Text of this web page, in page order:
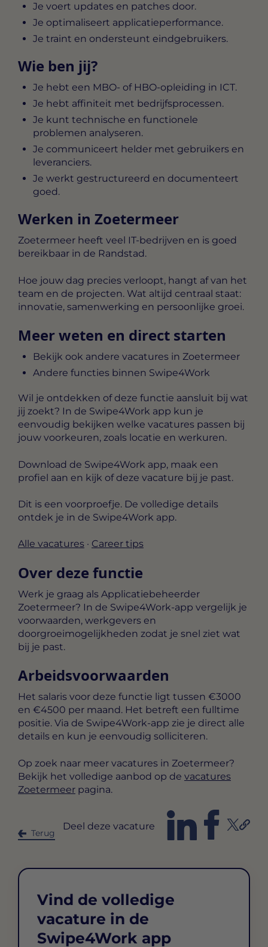
Je voert updates en patches door.
Je optimaliseert applicatieperformance.
Je traint en ondersteunt eindgebruikers.
Wie ben jij?
Je hebt een MBO- of HBO-opleiding in ICT.
Je hebt affiniteit met bedrijfsprocessen.
Je kunt technische en functionele
problemen analyseren.
Je communiceert helder met gebruikers en
leveranciers.
Je werkt gestructureerd en documenteert
goed.
Werken in Zoetermeer
Zoetermeer heeft veel IT-bedrijven en is goed
bereikbaar in de Randstad.
Hoe jouw dag precies verloopt, hangt af van het
team en de projecten. Wat altijd centraal staat:
innovatie, samenwerking en persoonlijke groei.
Meer weten en direct starten
Bekijk ook andere vacatures in Zoetermeer
Andere functies binnen Swipe4Work
Wil je ontdekken of deze functie aansluit bij wat
jij zoekt? In de Swipe4Work app kun je
eenvoudig bekijken welke vacatures passen bij
jouw voorkeuren, zoals locatie en werkuren.
Download de Swipe4Work app, maak een
profiel aan en kijk of deze vacature bij je past.
Dit is een voorproefje. De volledige details
ontdek je in de Swipe4Work app.
Alle vacatures · Career tips
Over deze functie
Werk je graag als Applicatiebeheerder
Zoetermeer? In de Swipe4Work-app vergelijk je
voorwaarden, werkgevers en
doorgroeimogelijkheden zodat je snel ziet wat
bij je past.
Arbeidsvoorwaarden
Het salaris voor deze functie ligt tussen €3000
en €4500 per maand. Het betreft een fulltime
positie. Via de Swipe4Work-app zie je direct alle
details en kun je eenvoudig solliciteren.
Op zoek naar meer vacatures in Zoetermeer?
Bekijk het volledige aanbod op de vacatures
Zoetermeer pagina.
Terug
Deel deze vacature
Vind de volledige
vacature in de
Swipe4Work app